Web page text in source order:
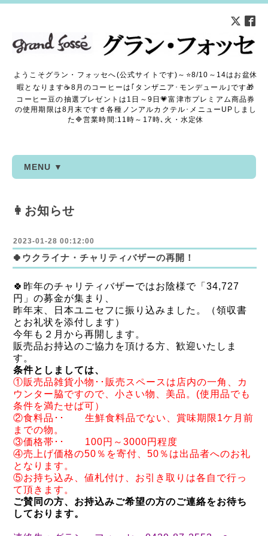
ようこそグラン・フォッセへ(公式サイトです)～⭐8/10～14はお盆休
暇となります☕8月のコーヒーは｢タンザニア･モンデュール｣です🎁
コーヒー豆の抽選プレゼントは1日～9日💗富津市プレミアム商品券
の使用期限は8月末です🥤各種ノンアルカクテル･メニューUPしまし
た🔷営業時間:11時～17時､火・水定休
MENU ▼
👩お知らせ
2023-01-28 00:12:00
🍀ウクライナ・チャリティバザーの再開！
🍀昨年のチャリティバザーではお陰様で「34,727
円」の募金が集まり、
昨年末、日本ユニセフに振り込みました。（領収書
とお礼状を添付します）
今年も２月から再開します。
販売品お持込のご協力を頂ける方、歓迎いたしま
す。
条件としましては、
①販売品雑貨小物･･販売スペースは店内の一角、カ
ウンター脇ですので、小さい物、美品。(使用品でも
条件を満たせば可）
②食料品･･ 生鮮食料品でない、賞味期限1ケ月前
までの物。
③価格帯･･ 100円～3000円程度
④売上げ価格の50％を寄付、50％は出品者へのお礼
となります。
⑤お持ち込み、値札付け、お引き取りは各自で行っ
て頂きます。
ご賛同の方、お持込みご希望の方のご連絡をお待ち
しております。